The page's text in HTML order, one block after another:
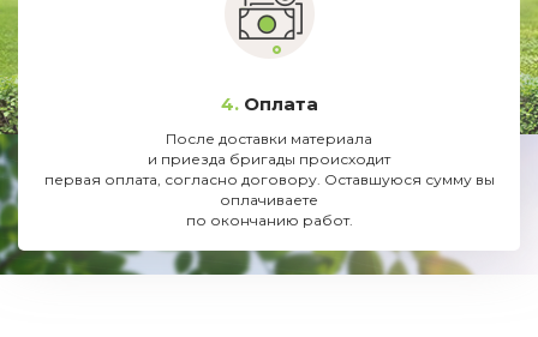
4. Оплата
После доставки материала
и приезда бригады происходит
первая оплата, согласно договору. Оставшуюся сумму вы
оплачиваете
по окончанию работ.